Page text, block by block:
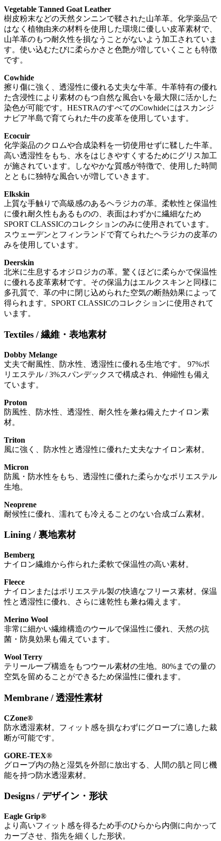
Vegetable Tanned Goat Leather
樹皮粉末などの天然タンニンで鞣された山羊革。化学薬品で
はなく植物由来の材料を使用した環境に優しい皮革素材で、
山羊革のもつ耐久性を損なうことがないよう加工されていま
す。使い込むたびに柔らかさと色艶が増していくことも特徴
です。
Cowhide
擦り傷に強く、透湿性に優れる丈夫な牛革。牛革特有の優れ
た含浸性により素材のもつ自然な風合いを最大限に活かした
染色が可能です。HESTRAのすべてのCowhideにはスカンジ
ナビア半島で育てられた牛の皮革を使用しています。
Ecocuir
化学薬品のクロムや合成染料を一切使用せずに鞣した牛革。
高い透湿性をもち、水をはじきやすくするためにグリス加工
が施されています。しなやかな質感が特徴で、使用した時間
とともに独特な風合いが増していきます。
Elkskin
上質な手触りで高級感のあるヘラジカの革。柔軟性と保温性
に優れ耐久性もあるものの、表面はわずかに繊細なため
SPORT CLASSICのコレクションのみに使用されています。
スウェーデンとフィンランドで育てられたヘラジカの皮革の
みを使用しています。
Deerskin
北米に生息するオジロジカの革。驚くほどに柔らかで保温性
に優れる皮革素材です。その保温力はエルクスキンと同様に
多孔質で、革の中に閉じ込められた空気の断熱効果によって
得られます。SPORT CLASSICのコレクションに使用されて
います。
Textiles / 繊維・表地素材
Dobby Melange
丈夫で耐風性、防水性、透湿性に優れる生地です。 97%ポ
リエステル / 3%スパンデックスで構成され、伸縮性も備え
ています。
Proton
防風性、防水性、透湿性、耐久性を兼ね備えたナイロン素
材。
Triton
風に強く、防水性と透湿性に優れた丈夫なナイロン素材。
Micron
防風・防水性をもち、透湿性に優れた柔らかなポリエステル
生地。
Neoprene
耐候性に優れ、濡れても冷えることのない合成ゴム素材。
Lining / 裏地素材
Bemberg
ナイロン繊維から作られた柔軟で保温性の高い素材。
Fleece
ナイロンまたはポリエステル製の快適なフリース素材。保温
性と透湿性に優れ、さらに速乾性も兼ね備えます。
Merino Wool
非常に細かい繊維構造のウールで保温性に優れ、天然の抗
菌・防臭効果も備えています。
Wool Terry
テリーループ構造をもつウール素材の生地。80%までの量の
空気を留めることができるため保温性に優れます。
Membrane / 透湿性素材
CZone®
防水透湿素材。フィット感を損なわずにグローブに適した裁
断が可能です。
GORE-TEX®
グローブ内の熱と湿気を外部に放出する、人間の肌と同じ機
能を持つ防水透湿素材。
Designs / デザイン・形状
Eagle Grip®
より高いフィット感を得るため手のひらから内側に向かって
カーブさせ、指先を細くした形状。